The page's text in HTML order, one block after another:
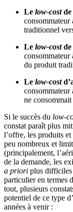
Le low-costde
consommateur
traditionnel
Le low-costde
consommateur
du produit
Le low-cost
consommateur
ne
Si le succès du low-
constat paraît plus
l’offre, les produits
peu nombreux et
(principalement,
de la demande, les
a priori plus difficiles
particulier en termes
tout, plusieurs
potentiel de ce type
années à venir :